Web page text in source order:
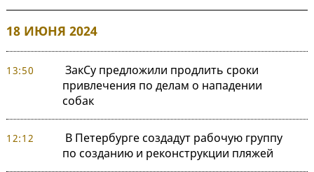
18 ИЮНЯ 2024
13:50
ЗакСу предложили продлить сроки
привлечения по делам о нападении
собак
12:12
В Петербурге создадут рабочую группу
по созданию и реконструкции пляжей